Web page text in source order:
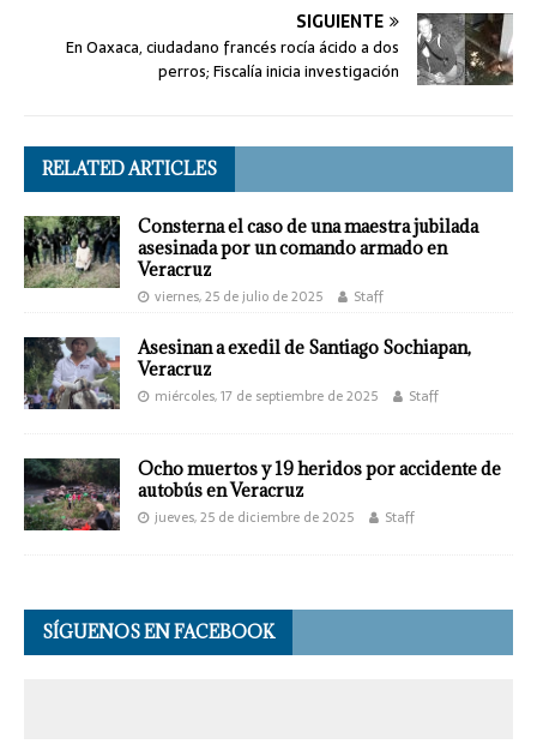
SIGUIENTE
En Oaxaca, ciudadano francés rocía ácido a dos
perros; Fiscalía inicia investigación
RELATED ARTICLES
Consterna el caso de una maestra jubilada
asesinada por un comando armado en
Veracruz
viernes, 25 de julio de 2025 Staff
Asesinan a exedil de Santiago Sochiapan,
Veracruz
miércoles, 17 de septiembre de 2025 Staff
Ocho muertos y 19 heridos por accidente de
autobús en Veracruz
jueves, 25 de diciembre de 2025 Staff
SÍGUENOS EN FACEBOOK